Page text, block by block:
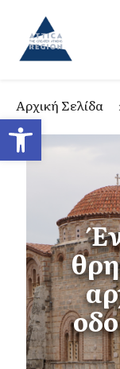
Ανοίξτε
Go to home
Αρχική Σελίδα